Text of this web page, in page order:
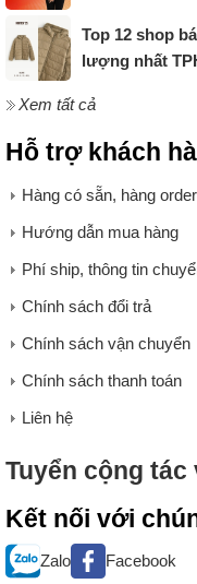
Top 12 shop
lượng nhất
Xem tất cả
Hỗ trợ khách
Hàng có sẵn, hàng
Hướng dẫn mua hàng
Phí ship, thông tin
Chính sách đổi trả
Chính sách vận chuyển
Chính sách thanh toán
Liên hệ
Tuyển cộng tác
Kết nối với
Zalo Facebook